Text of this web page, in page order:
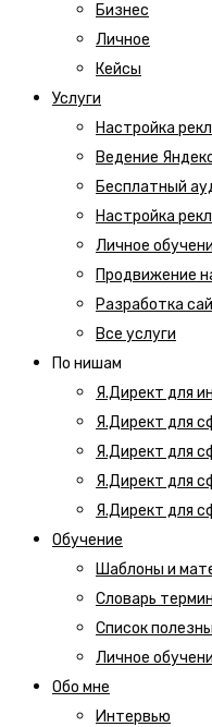
Бизнес
Личное
Кейсы
Услуги
Настройка
Ведение
Бесплатный
Настройка
Личное
Продвижение
Разработка
Все услуги
По нишам
Я.Директ для
Я.Директ для
Я.Директ для
Я.Директ для
Я.Директ для
Обучение
Шаблоны и
Словарь
Список
Личное
Обо мне
Интервью